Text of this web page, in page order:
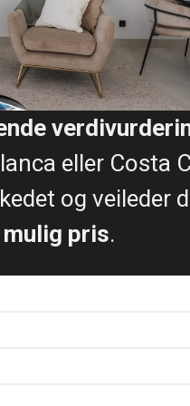
for
eller Costa
og veileder
pris.